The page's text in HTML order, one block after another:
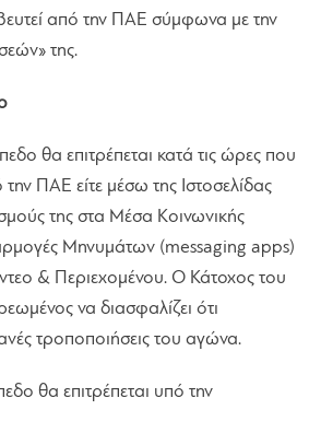
από την ΠΑΕ σύμφωνα με την
της.
θα επιτρέπεται κατά τις ώρες που
ΠΑΕ είτε μέσω της Ιστοσελίδας
της στα Μέσα Κοινωνικής
Μηνυμάτων (messaging apps)
& Περιεχομένου. Ο Κάτοχος του
να διασφαλίζει ότι
τροποποιήσεις του αγώνα.
θα επιτρέπεται υπό την